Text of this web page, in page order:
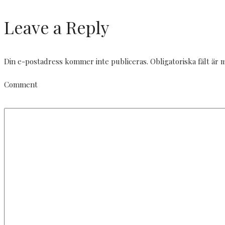
Leave a Reply
Din e-postadress kommer inte publiceras. Obligatoriska fält är
Comment